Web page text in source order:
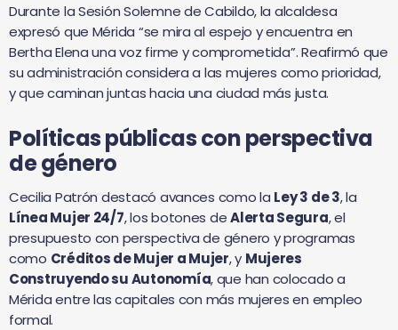
Durante la Sesión Solemne de Cabildo, la alcaldesa
expresó que Mérida “se mira al espejo y encuentra en
Bertha Elena una voz firme y comprometida”. Reafirmó que
su administración considera a las mujeres como prioridad,
y que caminan juntas hacia una ciudad más justa.
Políticas públicas con perspectiva
de género
Cecilia Patrón destacó avances como la Ley 3 de 3, la
Línea Mujer 24/7, los botones deAlerta Segura, el
presupuesto con perspectiva de género y programas
como Créditos de Mujer a Mujer, y Mujeres
Construyendo su Autonomía, que han colocado a
Mérida entre las capitales con más mujeres en empleo
formal.